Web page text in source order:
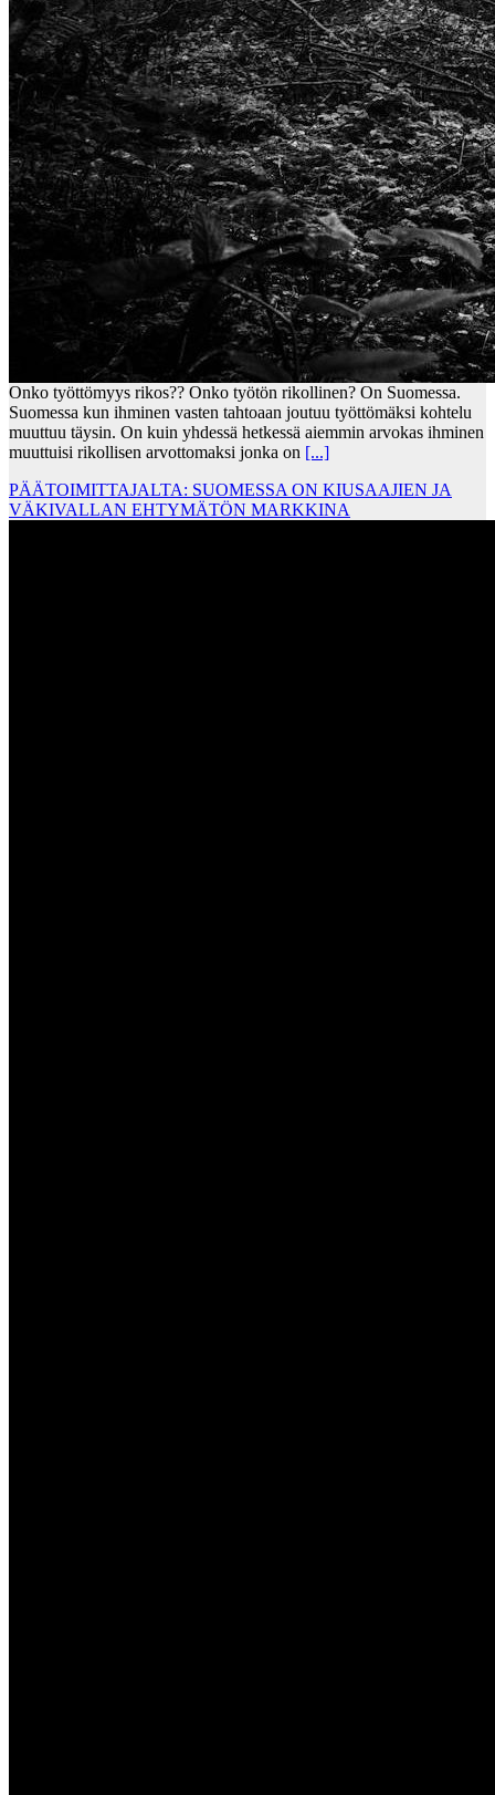
Onko työttömyys rikos?? Onko työtön rikollinen? On Suomessa.
Suomessa kun ihminen vasten tahtoaan joutuu työttömäksi kohtelu
muuttuu täysin. On kuin yhdessä hetkessä aiemmin arvokas ihminen
muuttuisi rikollisen arvottomaksi jonka on [...]
PÄÄTOIMITTAJALTA: SUOMESSA ON KIUSAAJIEN JA
VÄKIVALLAN EHTYMÄTÖN MARKKINA